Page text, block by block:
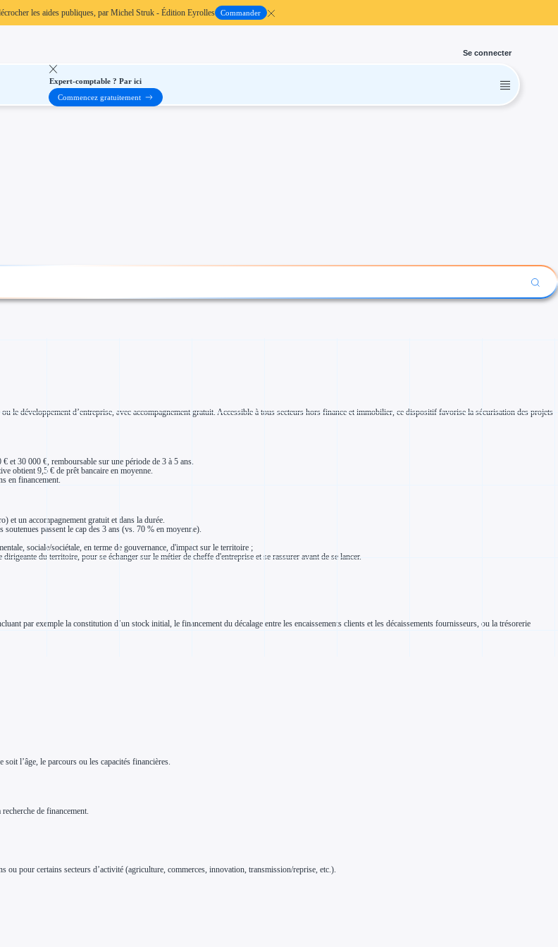
les aides publiques, par Michel Struk - Édition Eyrolles Commander
Se connecter
Expert-comptable ? Par ici
Commencez gratuitement
le développement d’entreprise, avec accompagnement gratuit. Accessible à tous secteurs hors finance et immobilier, ce dispositif favorise la sécurisation des projets
et 30 000 €, remboursable sur une période de 3 à 5 ans.
obtient 9,5 € de prêt bancaire en moyenne.
en financement.
et un accompagnement gratuit et dans la durée.
passent le cap des 3 ans (vs. 70 % en moyenne).
sociale/sociétale, en terme de gouvernance, d'impact sur le territoire ;
du territoire, pour se échanger sur le métier de cheffe d'entreprise et se rassurer avant de se lancer.
par exemple la constitution d’un stock initial, le financement du décalage entre les encaissements clients et les décaissements fournisseurs, ou la trésorerie
l’âge, le parcours ou les capacités financières.
de financement.
pour certains secteurs d’activité (agriculture, commerces, innovation, transmission/reprise, etc.).